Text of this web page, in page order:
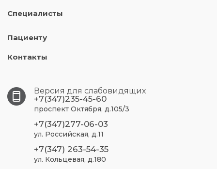
Специалисты
Пациенту
Контакты
Версия для слабовидящих
+7(347)235-45-60
проспект Октября, д.105/3
+7(347)277-06-03
ул. Российская, д.11
+7(347) 263-54-35
ул. Кольцевая, д.180